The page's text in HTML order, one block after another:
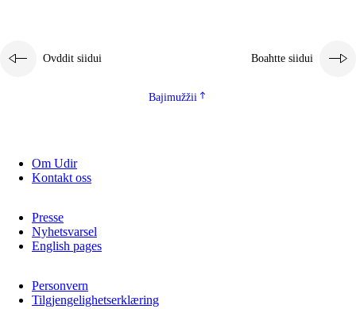
Ovddit siidui Boahtte siidui
Bajimužžii
Om Udir
Kontakt oss
Presse
Nyhetsvarsel
English pages
Personvern
Tilgjengelighetserklæring